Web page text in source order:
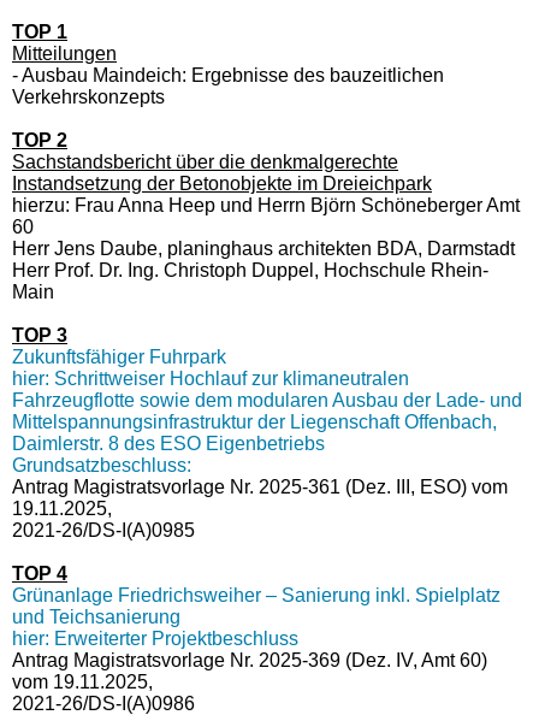
TOP 1
Mitteilungen
- Ausbau Maindeich: Ergebnisse des bauzeitlichen
Verkehrskonzepts
TOP 2
Sachstandsbericht über die denkmalgerechte
Instandsetzung der Betonobjekte im Dreieichpark
hierzu: Frau Anna Heep und Herrn Björn Schöneberger Amt
60
Herr Jens Daube, planinghaus architekten BDA, Darmstadt
Herr Prof. Dr. Ing. Christoph Duppel, Hochschule Rhein-
Main
TOP 3
Zukunftsfähiger Fuhrpark
hier: Schrittweiser Hochlauf zur klimaneutralen
Fahrzeugflotte sowie dem modularen Ausbau der Lade- und
Mittelspannungsinfrastruktur der Liegenschaft Offenbach,
Daimlerstr. 8 des ESO Eigenbetriebs
Grundsatzbeschluss:
Antrag Magistratsvorlage Nr. 2025-361 (Dez. III, ESO) vom
19.11.2025,
2021-26/DS-I(A)0985
TOP 4
Grünanlage Friedrichsweiher – Sanierung inkl. Spielplatz
und Teichsanierung
hier: Erweiterter Projektbeschluss
Antrag Magistratsvorlage Nr. 2025-369 (Dez. IV, Amt 60)
vom 19.11.2025,
2021-26/DS-I(A)0986